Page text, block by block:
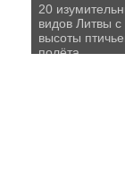
20
видов Литвы с
высоты
полёта